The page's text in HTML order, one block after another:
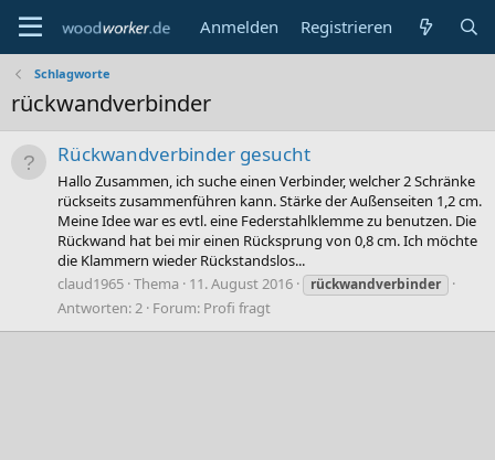
Anmelden Registrieren
Schlagworte
rückwandverbinder
Rückwandverbinder gesucht
Hallo Zusammen, ich suche einen Verbinder, welcher 2 Schränke
rückseits zusammenführen kann. Stärke der Außenseiten 1,2 cm.
Meine Idee war es evtl. eine Federstahlklemme zu benutzen. Die
Rückwand hat bei mir einen Rücksprung von 0,8 cm. Ich möchte
die Klammern wieder Rückstandslos...
claud1965 Thema 11. August 2016 rückwandverbinder
Antworten: 2 Forum: Profi fragt